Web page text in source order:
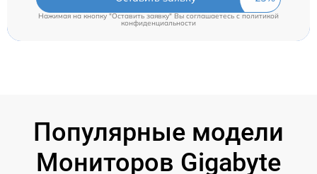
Нажимая на кнопку "Оставить заявку" Вы соглашаетесь c политикой
конфиденциальности
Популярные модели
Мониторов Gigabyte